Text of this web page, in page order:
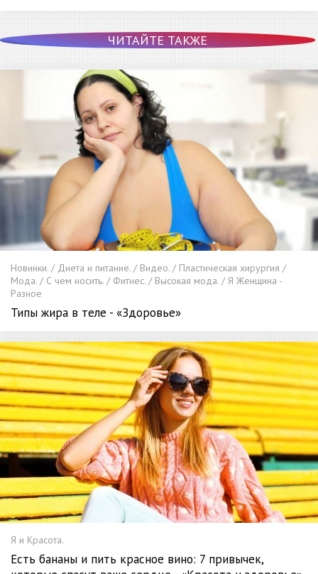
ЧИТАЙТЕ ТАКЖЕ
Новинки. / Диета и питание. / Видео. / Пластическая хирургия /
Мода. / С чем носить. / Фитнес. / Высокая мода. / Я Женщина -
Разное
Типы жира в теле - «Здоровье»
Я и Красота.
Есть бананы и пить красное вино: 7 привычек,